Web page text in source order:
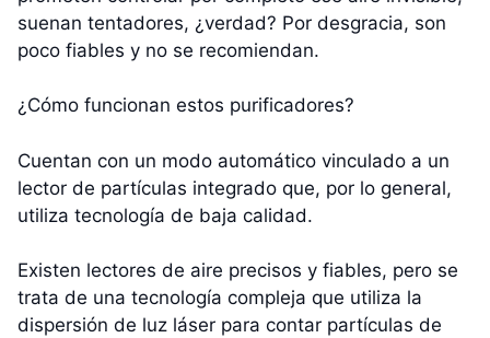
suenan tentadores, ¿verdad? Por desgracia, son
poco fiables y no se recomiendan.
¿Cómo funcionan estos purificadores?
Cuentan con un modo automático vinculado a un
lector de partículas integrado que, por lo general,
utiliza tecnología de baja calidad.
Existen lectores de aire precisos y fiables, pero se
trata de una tecnología compleja que utiliza la
dispersión de luz láser para contar partículas de